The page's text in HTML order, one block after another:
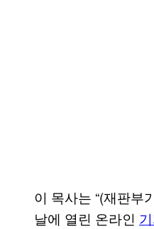
이 목사는 “(재판부
날에 열린 온라인